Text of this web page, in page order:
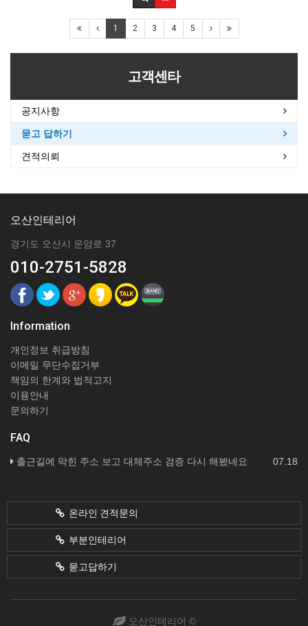
1 2 3 4 5
고객센타
공지사항
묻고 답하기
견적의뢰
오산인테리어
경기도 오산시 운암로 37
010-2751-5828
Information
개인정보 취급방침
이메일 무단수집거부
책임의 한계와 법적고지
이용안내
문의하기
FAQ
07.18
출근길에 막힌 주소 보고 대체주소 검증 다시 해봤네요
온라인 견적문의
부분인테리어
묻고답하기
오산인테리어 ©